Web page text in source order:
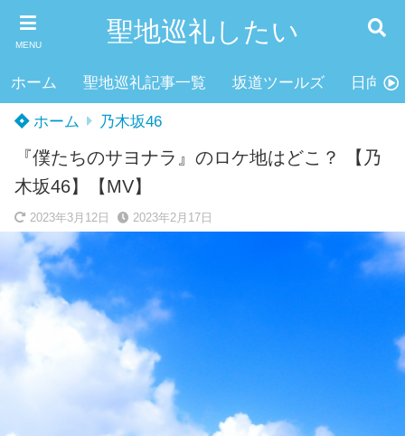
MENU 聖地巡礼したい
ホーム 聖地巡礼記事一覧 坂道ツールズ 日向坂
ホーム 乃木坂46
『僕たちのサヨナラ』のロケ地はどこ？ 【乃
木坂46】【MV】
2023年3月12日 2023年2月17日